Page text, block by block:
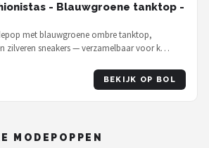
- Blauwgroene tanktop -
met blauwgroene ombre tanktop,
zilveren sneakers — verzamelbaar voor k…
BEKIJK OP BOL
MODEPOPPEN